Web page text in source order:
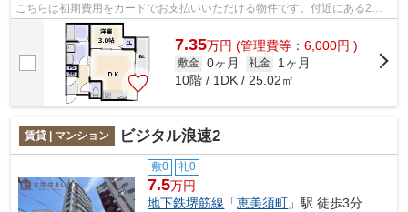
こちらは初期費用をカードでお支払いいただける物件です。付近にある2つ
の駅は、用途や行き先に応じて使い分け...
7.35万円 (管理費等：6,000円 )
敷金 0ヶ月 礼金
1ヶ月
10階 / 1DK / 25.02㎡
賃貸 | マンション ビジタル浪速2
敷0 礼0
7.5万円
地下鉄堺筋線 「恵美須町 」駅 徒歩3分